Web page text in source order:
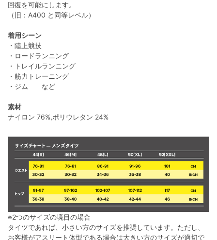
回復を可能にします。
（旧：A400 と同等レベル）
着用シーン
・陸上競技
・ロードランニング
・トレイルランニング
・筋力トレーニング
・ジム など
素材
ナイロン 76%,ポリウレタン 24%
※2つのサイズの境目の場合
タイツであれば、小さい方のサイズを推奨しています。ただし、
お客様がアスリート体型である場合は大きい方のサイズが適切で